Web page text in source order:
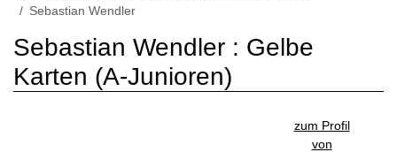
Sebastian Wendler
Sebastian Wendler : Gelbe
Karten (A-Junioren)
zum Profil
von